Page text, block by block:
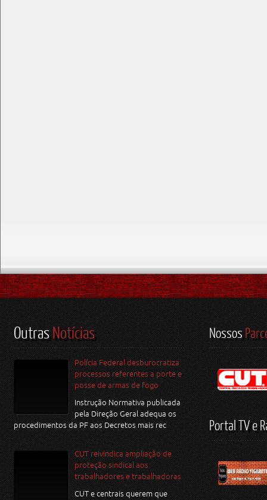
OutrasNotícias
Polícia Federal desburocratiza
processos referentes a porte e
posse de armas de fogo
Instrução Normativa publicada
pela Direção Geral adequa os
procedimentos da PF aos Decretos mais rec
CUT reivindica ampliação de
proteção sindical aos
trabalhadores e trabalhadoras
CUT e centrais querem que
Nossos
Portal TV e